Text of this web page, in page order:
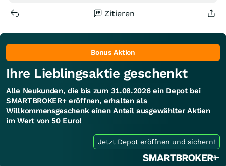
Zitieren
Bonus Aktion
Ihre Lieblingsaktie geschenkt
Alle Neukunden, die bis zum 31.08.2026 ein Depot bei
SMARTBROKER+ eröffnen, erhalten als
Willkommensgeschenk einen Anteil ausgewählter Aktien
im Wert von 50 Euro!
Jetzt Depot eröffnen und sichern!